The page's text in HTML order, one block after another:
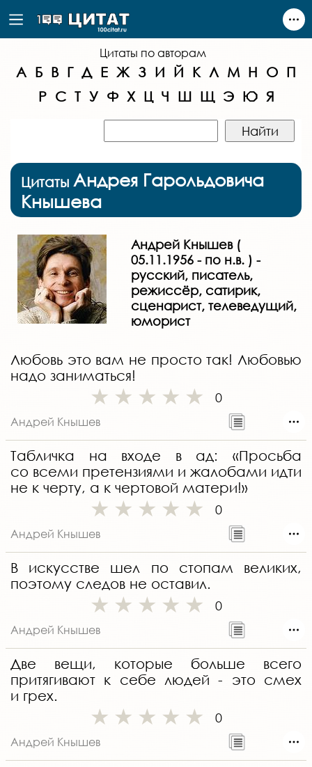
Цитаты по авторам
А Б В Г Д Е Ж З И Й К Л М Н О П
Р С Т У Ф Х Ц Ч Ш Щ Э Ю Я
Цитаты Андрея Гарольдовича
Кнышева
Андрей Кнышев (
05.11.1956 - по н.в. ) -
русский, писатель,
режиссёр, сатирик,
сценарист, телеведущий,
юморист
Любовь это вам не просто так! Любовью
надо заниматься!
0
Андрей Кнышев
Табличка на входе в ад: «Просьба
со всеми претензиями и жалобами идти
не к черту, а к чертовой матери!»
0
Андрей Кнышев
В искусстве шел по стопам великих,
поэтому следов не оставил.
0
Андрей Кнышев
Две вещи, которые больше всего
притягивают к себе людей - это смех
и грех.
0
Андрей Кнышев